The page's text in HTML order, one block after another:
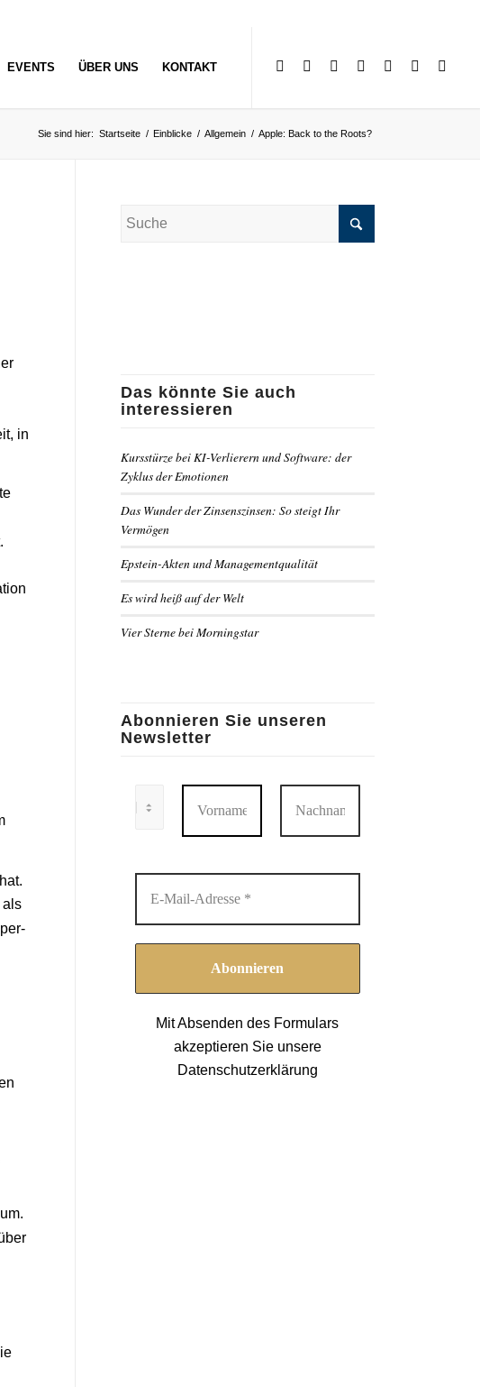
EVENTS ÜBER UNS KONTAKT
Sie sind hier: Startseite / Einblicke / Allgemein / Apple: Back to the Roots?
in
als
Das könnte Sie auch
interessieren
Kursstürze bei KI-Verlierern und Software: der
Zyklus der Emotionen
Das Wunder der Zinsenszinsen: So steigt Ihr
Vermögen
Epstein-Akten und Managementqualität
Es wird heiß auf der Welt
Vier Sterne bei Morningstar
Abonnieren Sie unseren
Newsletter
Mit Absenden des Formulars
akzeptieren Sie unsere
Datenschutzerklärung